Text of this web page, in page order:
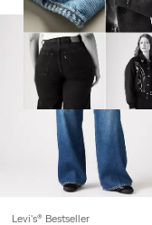
Levi's® Bestseller